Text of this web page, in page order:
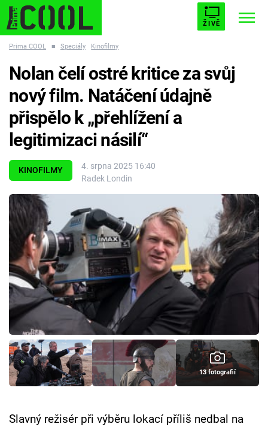
ŽIVĚ
ESCAPE PLNEJ KOTEL AVENGERS 5
Témata
Filmy
Seriály
Hry
Cool Esport
Pořady
TV Program
Sledujte prima+
Prima COOL ■ Speciály Kinofilmy
KINOFILMY
4. srpna 2025 16:40
Radek Londin
Nolan čelí ostré kritice za svůj
nový film. Natáčení údajně
přispělo k „přehlížení a
legitimizaci násilí“
13 fotografií
Slavný režisér při výběru lokací příliš nedbal na